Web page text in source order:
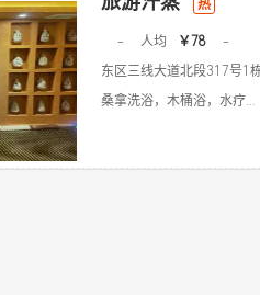
热
- 人均 ￥78
-
东区三线大道北段317号1
桑拿洗浴，木桶浴，水疗...